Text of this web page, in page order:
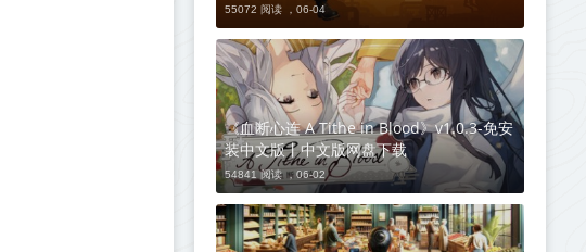
55072 阅读 ， 06-04
《血断心连 A Tithe in Blood》v1.0.3-免安
装中文版丨中文版网盘下载
54841 阅读 ，06-02